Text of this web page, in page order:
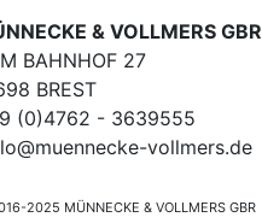
& VOLLMERS GBR
BAHNHOF 27
BREST
(0)4762 - 3639555
vollmers.de
2025 MÜNNECKE & VOLLMERS GBR